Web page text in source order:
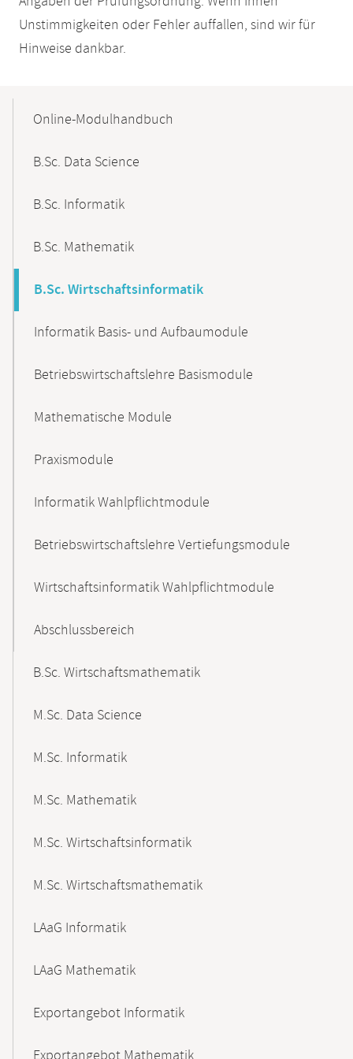
Unstimmigkeiten oder Fehler auffallen, sind wir für
Hinweise dankbar.
NavigationOnline-Modulhandbuch
B.Sc. Data Science
B.Sc. Informatik
B.Sc. Mathematik
B.Sc. Wirtschaftsinformatik
Informatik Basis- und Aufbaumodule
Betriebswirtschaftslehre Basismodule
Mathematische Module
Praxismodule
Informatik Wahlpflichtmodule
Betriebswirtschaftslehre Vertiefungsmodule
Wirtschaftsinformatik Wahlpflichtmodule
Abschlussbereich
B.Sc. Wirtschaftsmathematik
M.Sc. Data Science
M.Sc. Informatik
M.Sc. Mathematik
M.Sc. Wirtschaftsinformatik
M.Sc. Wirtschaftsmathematik
LAaG Informatik
LAaG Mathematik
Exportangebot Informatik